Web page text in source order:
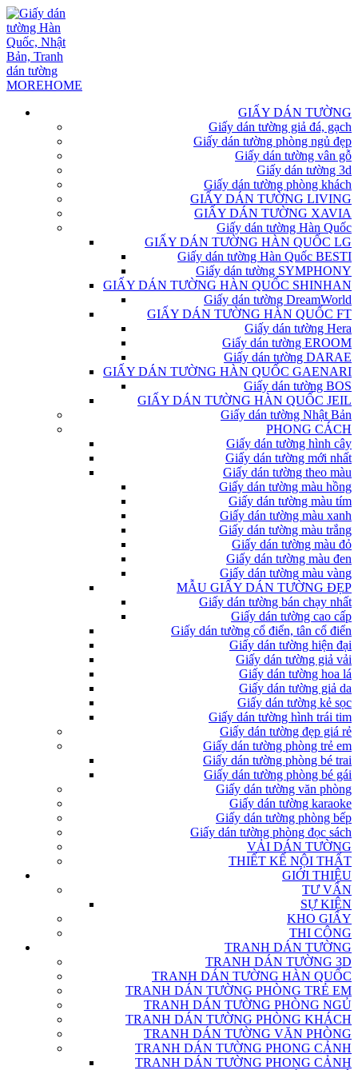
GIẤY DÁN TƯỜNG
Giấy dán tường giả đá, gạch
Giấy dán tường phòng ngủ đẹp
Giấy dán tường vân gỗ
Giấy dán tường 3d
Giấy dán tường phòng khách
GIẤY DÁN TƯỜNG LIVING
GIẤY DÁN TƯỜNG XAVIA
Giấy dán tường Hàn Quốc
GIẤY DÁN TƯỜNG HÀN QUỐC LG
Giấy dán tường Hàn Quốc BESTI
Giấy dán tường SYMPHONY
GIẤY DÁN TƯỜNG HÀN QUỐC SHINHAN
Giấy dán tường DreamWorld
GIẤY DÁN TƯỜNG HÀN QUỐC FT
Giấy dán tường Hera
Giấy dán tường EROOM
Giấy dán tường DARAE
GIẤY DÁN TƯỜNG HÀN QUỐC GAENARI
Giấy dán tường BOS
GIẤY DÁN TƯỜNG HÀN QUỐC JEIL
Giấy dán tường Nhật Bản
PHONG CÁCH
Giấy dán tường hình cây
Giấy dán tường mới nhất
Giấy dán tường theo màu
Giấy dán tường màu hồng
Giấy dán tường màu tím
Giấy dán tường màu xanh
Giấy dán tường màu trắng
Giấy dán tường màu đỏ
Giấy dán tường màu đen
Giấy dán tường màu vàng
MẪU GIẤY DÁN TƯỜNG ĐẸP
Giấy dán tường bán chạy nhất
Giấy dán tường cao cấp
Giấy dán tường cổ điển, tân cổ điển
Giấy dán tường hiện đại
Giấy dán tường giả vải
Giấy dán tường hoa lá
Giấy dán tường giả da
Giấy dán tường kẻ sọc
Giấy dán tường hình trái tim
Giấy dán tường đẹp giá rẻ
Giấy dán tường phòng trẻ em
Giấy dán tường phòng bé trai
Giấy dán tường phòng bé gái
Giấy dán tường văn phòng
Giấy dán tường karaoke
Giấy dán tường phòng bếp
Giấy dán tường phòng đọc sách
VẢI DÁN TƯỜNG
THIẾT KẾ NỘI THẤT
GIỚI THIỆU
TƯ VẤN
SỰ KIỆN
KHO GIẤY
THI CÔNG
TRANH DÁN TƯỜNG
TRANH DÁN TƯỜNG 3D
TRANH DÁN TƯỜNG HÀN QUỐC
TRANH DÁN TƯỜNG PHÒNG TRẺ EM
TRANH DÁN TƯỜNG PHÒNG NGỦ
TRANH DÁN TƯỜNG PHÒNG KHÁCH
TRANH DÁN TƯỜNG VĂN PHÒNG
TRANH DÁN TƯỜNG PHONG CẢNH
TRANH DÁN TƯỜNG PHONG CẢNH